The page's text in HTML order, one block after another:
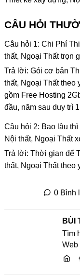
CÂU HỎI
Câu hỏi 1: Chi Phí
thất, Ngoại Thất trọn
Trả lời: Gói cơ bản
thất, Ngoại Thất theo
gồm Free Hosting
đầu, năm sau duy trì
Câu hỏi 2: Bao lâu
Nội thất, Ngoại Thất
Trả lời: Thời gian để
thất, Ngoại Thất theo
0 Bình
BÙI
Tìm
Web
lĩnh